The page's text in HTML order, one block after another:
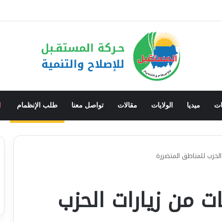
يقف بين مشروع الحفاظ على الدولة ومشروع تفكيكها.. والحوار الوطني هو
ميديا الولايات مقالات تواصل معنا طلب الإنظمام
للمناطق المتضررة
من زيارات الحزب